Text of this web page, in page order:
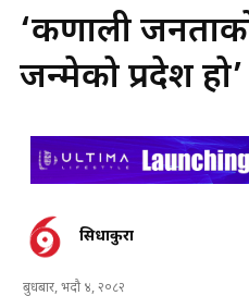
‘कर्णाली
जन्मेको प्रदेश हो’
सिधाकुरा
बुधबार, भदौ ४, २०८२